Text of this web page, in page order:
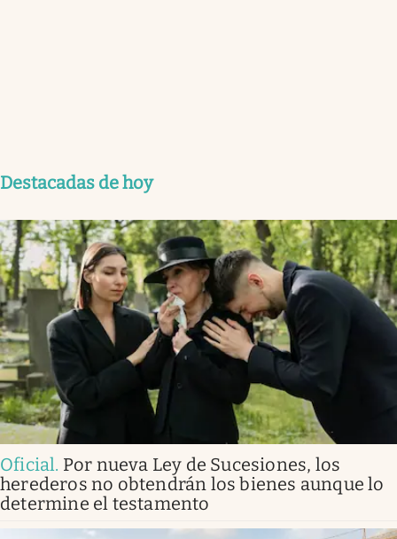
Destacadas de hoy
Oficial. Por nueva Ley de Sucesiones, los
herederos no obtendrán los bienes aunque lo
determine el testamento